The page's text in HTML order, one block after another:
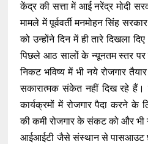
केंद्र की सत्ता में आई नरेंद्र मोदी
मामले में पूर्ववर्ती मनमोहन सिंह
को उन्होंने दिन में ही तारे दिखला
पिछले आठ सालों के न्यूनतम स्तर
निकट भविष्य में भी नये रोजगार
सकारात्मक संकेत नहीं दिख रहे हैं।
कार्यक्रमों में रोजगार पैदा करने के
की कमी रोजगार के संकट को और भी
आईआईटी जैसे संस्थान से पासआउट